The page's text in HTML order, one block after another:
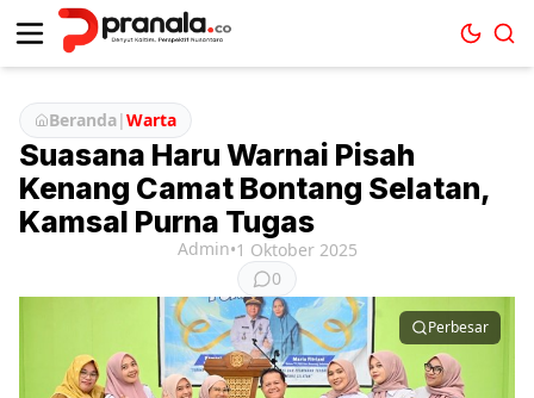
Beranda|Warta
Suasana Haru Warnai Pisah
Kenang Camat Bontang Selatan,
Kamsal Purna Tugas
Admin•1 Oktober 2025
0
Perbesar